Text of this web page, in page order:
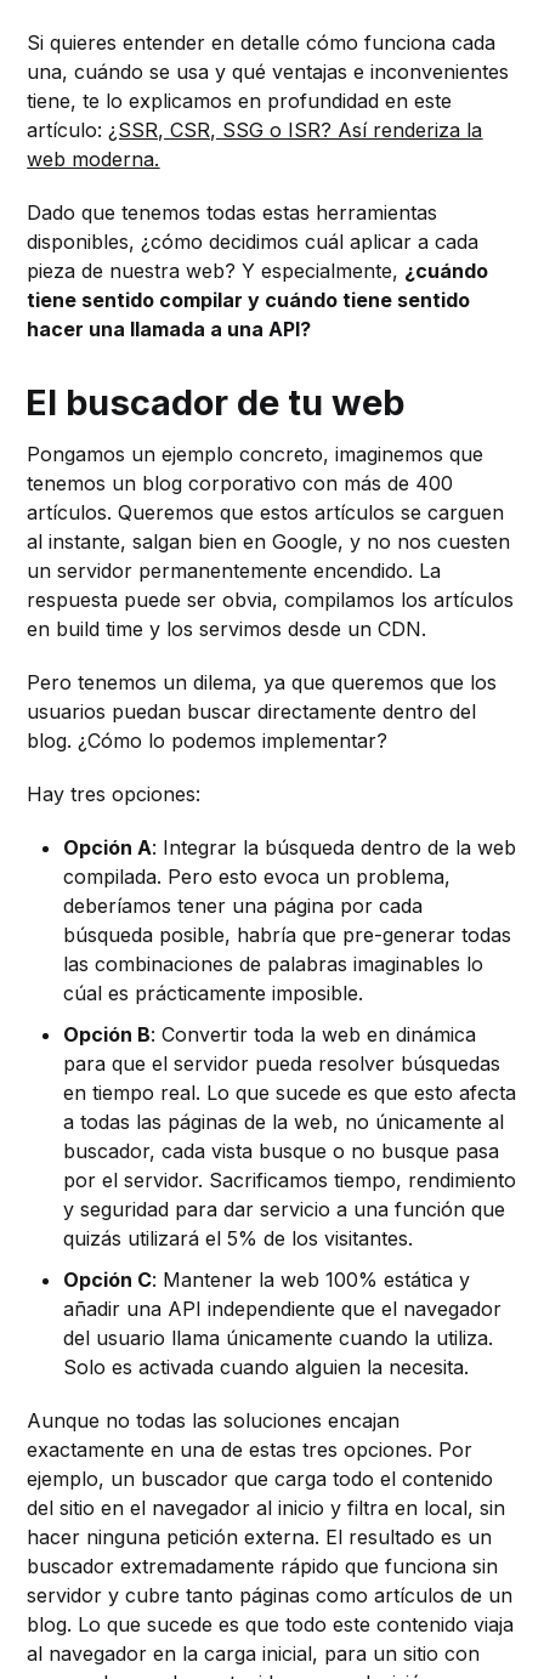
Si quieres entender en detalle cómo funciona cada
una, cuándo se usa y qué ventajas e inconvenientes
tiene, te lo explicamos en profundidad en este
artículo: ¿SSR, CSR, SSG o ISR? Así renderiza la
web moderna.
Dado que tenemos todas estas herramientas
disponibles, ¿cómo decidimos cuál aplicar a cada
pieza de nuestra web? Y especialmente, ¿cuándo
tiene sentido compilar y cuándo tiene sentido
hacer una llamada a una API?
El buscador de tu web
Pongamos un ejemplo concreto, imaginemos que
tenemos un blog corporativo con más de 400
artículos. Queremos que estos artículos se carguen
al instante, salgan bien en Google, y no nos cuesten
un servidor permanentemente encendido. La
respuesta puede ser obvia, compilamos los artículos
en build time y los servimos desde un CDN.
Pero tenemos un dilema, ya que queremos que los
usuarios puedan buscar directamente dentro del
blog. ¿Cómo lo podemos implementar?
Hay tres opciones:
Opción A: Integrar la búsqueda dentro de la web
compilada. Pero esto evoca un problema,
deberíamos tener una página por cada
búsqueda posible, habría que pre-generar todas
las combinaciones de palabras imaginables lo
cúal es prácticamente imposible.
Opción B: Convertir toda la web en dinámica
para que el servidor pueda resolver búsquedas
en tiempo real. Lo que sucede es que esto afecta
a todas las páginas de la web, no únicamente al
buscador, cada vista busque o no busque pasa
por el servidor. Sacrificamos tiempo, rendimiento
y seguridad para dar servicio a una función que
quizás utilizará el 5% de los visitantes.
Opción C: Mantener la web 100% estática y
añadir una API independiente que el navegador
del usuario llama únicamente cuando la utiliza.
Solo es activada cuando alguien la necesita.
Aunque no todas las soluciones encajan
exactamente en una de estas tres opciones. Por
ejemplo, un buscador que carga todo el contenido
del sitio en el navegador al inicio y filtra en local, sin
hacer ninguna petición externa. El resultado es un
buscador extremadamente rápido que funciona sin
servidor y cubre tanto páginas como artículos de un
blog. Lo que sucede es que todo este contenido viaja
al navegador en la carga inicial, para un sitio con